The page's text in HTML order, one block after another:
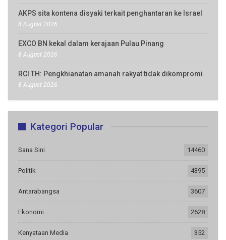
AKPS sita kontena disyaki terkait penghantaran ke Israel
8 August 2026
EXCO BN kekal dalam kerajaan Pulau Pinang
8 August 2026
RCI TH: Pengkhianatan amanah rakyat tidak dikompromi
8 August 2026
Kategori Popular
Sana Sini 14460
Politik 4395
Antarabangsa 3607
Ekonomi 2628
Kenyataan Media 352